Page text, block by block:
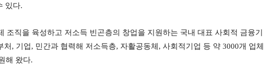
있다.
조직을 육성하고 저소득 빈곤층의 창업을 지원하는 국내 대표 사회적 금융기
처, 기업, 민간과 협력해 저소득층, 자활공동체, 사회적기업 등 약 3000개 업체
해 왔다.